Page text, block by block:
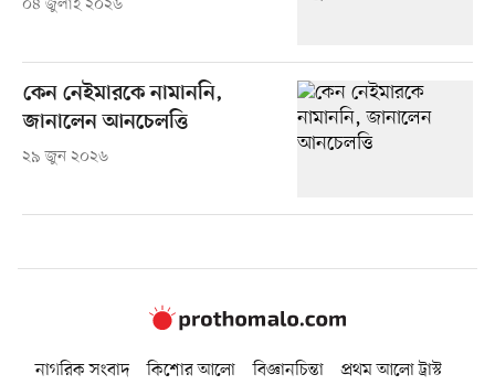
০৪ জুলাই ২০২৬
কেন নেইমারকে নামাননি,
জানালেন আনচেলত্তি
২৯ জুন ২০২৬
নাগরিক সংবাদ কিশোর আলো বিজ্ঞানচিন্তা
প্রথম আলো ট্রাস্ট